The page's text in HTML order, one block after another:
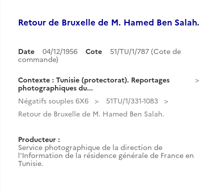
Retour de Bruxelle de M. Hamed Ben Salah.
Date 04/12/1956 Cote
51/TU/1/787 (Cote de
commande)
Contexte : Tunisie (protectorat). Reportages
photographiques du...
Négatifs souples 6X6
51TU/1/331-1083
Retour de Bruxelle de M. Hamed Ben Salah.
Producteur :
Service photographique de la direction de
l'Information de la résidence générale de France en
Tunisie.